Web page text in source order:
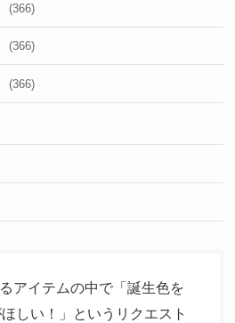
(366)
(366)
(366)
アイテムの中で「誕生色を
しい！」というリクエスト